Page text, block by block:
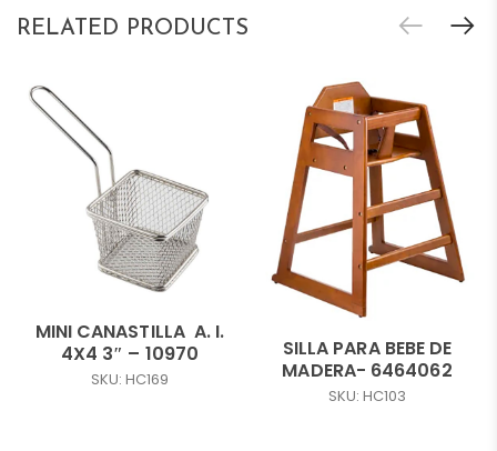
RELATED PRODUCTS
MINI CANASTILLA A. I.
4X4 3″ – 10970
SKU: HC169
SILLA PARA BEBE DE
MADERA- 6464062
SKU: HC103